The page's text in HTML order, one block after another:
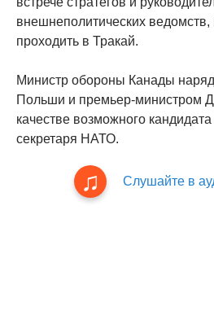
внешнеполитических ведомств,
проходить в Тракай.
Министр обороны Канады
Польши и премьер-министром
качестве возможного
секретаря НАТО.
Слушайте в